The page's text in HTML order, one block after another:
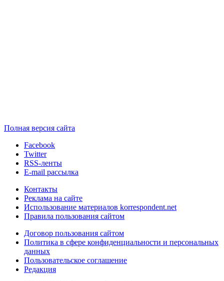
Полная версия сайта
Facebook
Twitter
RSS-ленты
E-mail рассылка
Контакты
Реклама на сайте
Использование материалов korrespondent.net
Правила пользования сайтом
Договор пользования сайтом
Политика в сфере конфиденциальности и персональных
данных
Пользовательское соглашение
Редакция